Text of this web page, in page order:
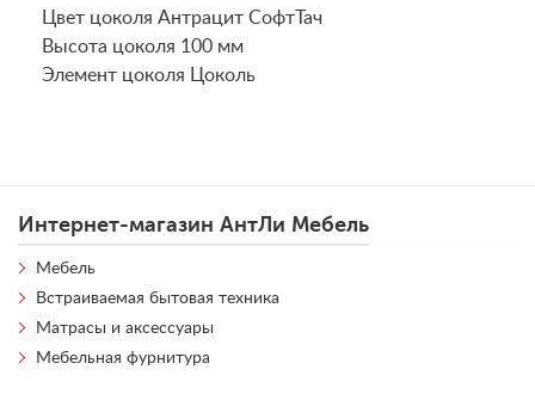
Цвет цоколя Антрацит СофтТач
Высота цоколя 100 мм
Элемент цоколя Цоколь
Интернет-магазин АнтЛи Мебель
Мебель
Встраиваемая бытовая техника
Матрасы и аксессуары
Мебельная фурнитура